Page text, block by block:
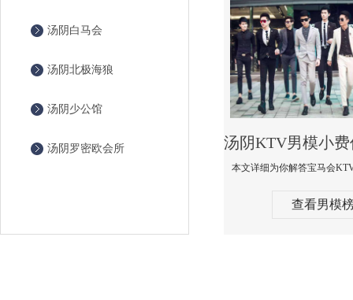
汤阴白马会
汤阴北极海狼
汤阴少公馆
汤阴罗密欧会所
查看男模